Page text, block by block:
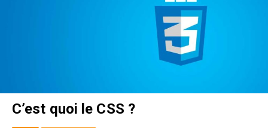
C’est quoi le CSS ?